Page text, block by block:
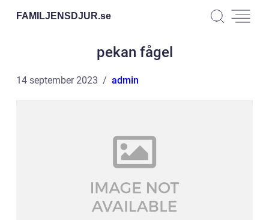
FAMILJENSDJUR.se
pekan fågel
14 september 2023 admin